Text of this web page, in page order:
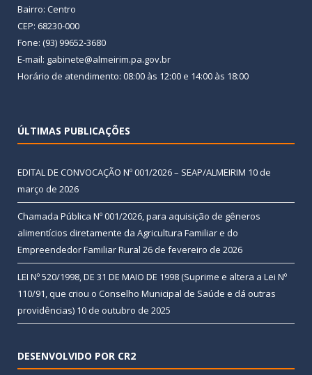
Bairro: Centro
CEP: 68230-000
Fone: (93) 99652-3680
E-mail: gabinete@almeirim.pa.gov.br
Horário de atendimento: 08:00 às 12:00 e 14:00 às 18:00
ÚLTIMAS PUBLICAÇÕES
EDITAL DE CONVOCAÇÃO Nº 001/2026 – SEAP/ALMEIRIM 10 de
março de 2026
Chamada Pública Nº 001/2026, para aquisição de gêneros
alimentícios diretamente da Agricultura Familiar e do
Empreendedor Familiar Rural 26 de fevereiro de 2026
LEI Nº 520/1998, DE 31 DE MAIO DE 1998 (Suprime e altera a Lei Nº
110/91, que criou o Conselho Municipal de Saúde e dá outras
providências) 10 de outubro de 2025
DESENVOLVIDO POR CR2